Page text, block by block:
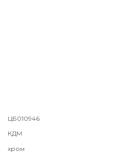
ЦБ010946
КДМ
хром